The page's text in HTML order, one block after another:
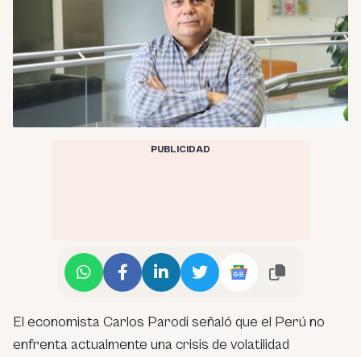
PUBLICIDAD
El economista Carlos Parodi señaló que el Perú no
enfrenta actualmente una crisis de volatilidad